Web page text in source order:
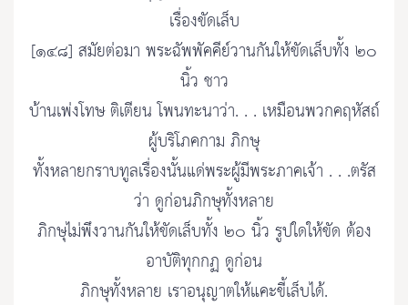
เรื่องขัดเล็บ
[๑๔๘] สมัยต่อมา พระฉัพพัคคีย์วานกันให้ขัดเล็บทั้ง ๒๐
นิ้ว ชาว
บ้านเพ่งโทษ ติเตียน โพนทะนาว่า. . . เหมือนพวกคฤหัสถ์
ผู้บริโภคกาม ภิกษุ
ทั้งหลายกราบทูลเรื่องนั้นแด่พระผู้มีพระภาคเจ้า . . .ตรัส
ว่า ดูก่อนภิกษุทั้งหลาย
ภิกษุไม่พึงวานกันให้ขัดเล็บทั้ง ๒๐ นิ้ว รูปใดให้ขัด ต้อง
อาบัติทุกกฏ ดูก่อน
ภิกษุทั้งหลาย เราอนุญาตให้แคะขี้เล็บได้.